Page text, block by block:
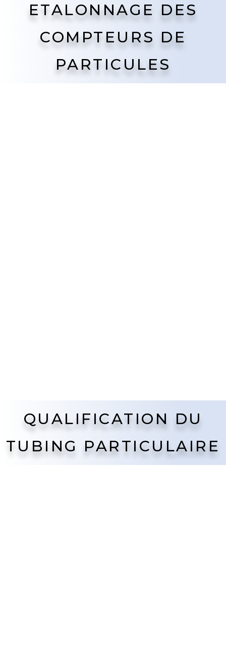
ETALONNAGE DES
COMPTEURS DE
PARTICULES
QUALIFICATION DU
TUBING PARTICULAIRE